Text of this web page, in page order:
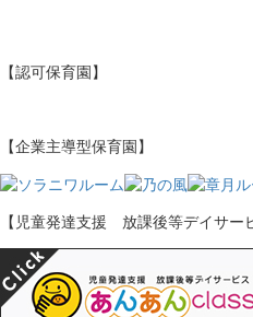
【認可保育園】
【企業主導型保育園】
【児童発達支援 放課後等デイサー